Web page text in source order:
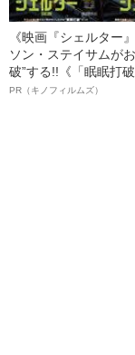
《映画『シェルター
ソン・ステイサムが
破”する!!《「眠眠打
ボ》
PR（キノフィルムズ）